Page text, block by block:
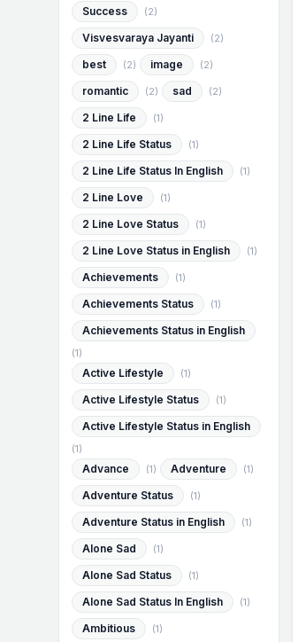
Success (2)
Visvesvaraya Jayanti (2)
best (2) image (2)
romantic (2) sad (2)
2 Line Life (1)
2 Line Life Status (1)
2 Line Life Status In English (1)
2 Line Love (1)
2 Line Love Status (1)
2 Line Love Status in English (1)
Achievements (1)
Achievements Status (1)
Achievements Status in English
(1)
Active Lifestyle (1)
Active Lifestyle Status (1)
Active Lifestyle Status in English
(1)
Advance (1) Adventure (1)
Adventure Status (1)
Adventure Status in English (1)
Alone Sad (1)
Alone Sad Status (1)
Alone Sad Status In English (1)
Ambitious (1)